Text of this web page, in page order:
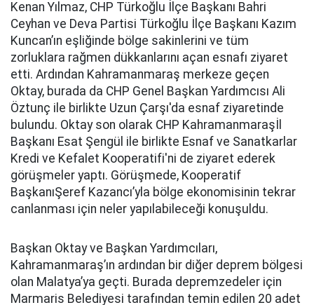
Kenan Yılmaz, CHP Türkoğlu İlçe Başkanı Bahri
Ceyhan ve Deva Partisi Türkoğlu İlçe Başkanı Kazım
Kuncan’ın eşliğinde bölge sakinlerini ve tüm
zorluklara rağmen dükkanlarını açan esnafı ziyaret
etti. Ardından Kahramanmaraş merkeze geçen
Oktay, burada da CHP Genel Başkan Yardımcısı Ali
Öztunç ile birlikte Uzun Çarşı'da esnaf ziyaretinde
bulundu. Oktay son olarak CHP Kahramanmaraşİl
Başkanı Esat Şengül ile birlikte Esnaf ve Sanatkarlar
Kredi ve Kefalet Kooperatifi'ni de ziyaret ederek
görüşmeler yaptı. Görüşmede, Kooperatif
BaşkanıŞeref Kazancı’yla bölge ekonomisinin tekrar
canlanması için neler yapılabileceği konuşuldu.
Başkan Oktay ve Başkan Yardımcıları,
Kahramanmaraş’ın ardından bir diğer deprem bölgesi
olan Malatya’ya geçti. Burada depremzedeler için
Marmaris Belediyesi tarafından temin edilen 20 adet